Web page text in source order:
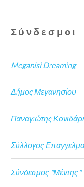
Σύνδεσμοι
Meganisi Dreaming
Δήμος Μεγανησίου
Παναγιώτης
Σύλλογος
Σύνδεσμος "Μέντης"